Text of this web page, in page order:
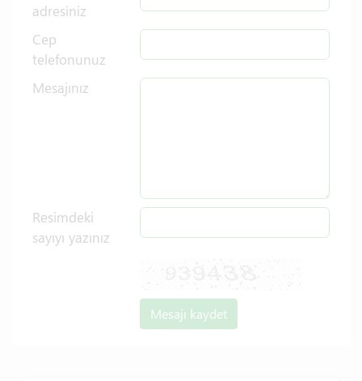
adresiniz
Cep
telefonunuz
Mesajınız
Resimdeki
sayıyı yazınız
Mesajı kaydet